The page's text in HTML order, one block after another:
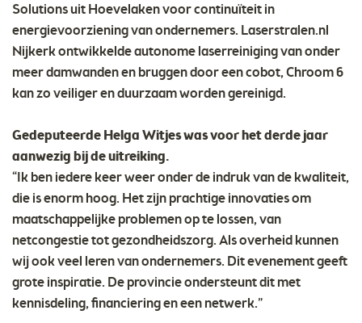
Solutions uit Hoevelaken voor continuïteit in
energievoorziening van ondernemers. Laserstralen.nl
Nijkerk ontwikkelde autonome laserreiniging van onder
meer damwanden en bruggen door een cobot, Chroom 6
kan zo veiliger en duurzaam worden gereinigd.
Gedeputeerde Helga Witjes was voor het derde jaar
aanwezig bij de uitreiking.
“Ik ben iedere keer weer onder de indruk van de kwaliteit,
die is enorm hoog. Het zijn prachtige innovaties om
maatschappelijke problemen op te lossen, van
netcongestie tot gezondheidszorg. Als overheid kunnen
wij ook veel leren van ondernemers. Dit evenement geeft
grote inspiratie. De provincie ondersteunt dit met
kennisdeling, financiering en een netwerk.”